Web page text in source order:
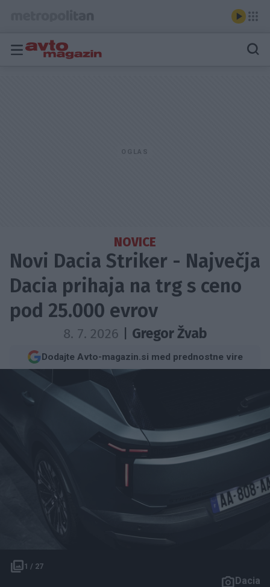
NOVICE
Novi Dacia Striker - Največja
Dacia prihaja na trg s ceno
pod 25.000 evrov
8. 7. 2026 Gregor Žvab
Dodajte Avto-magazin.si med prednostne vire
1 / 27
Dacia